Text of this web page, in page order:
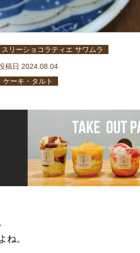
リーショコラティエ サワムラ
稿日 2024.08.04
ケーキ・タルト
。